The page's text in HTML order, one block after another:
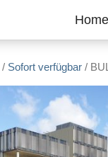
Home
/ Sofort verfügbar /